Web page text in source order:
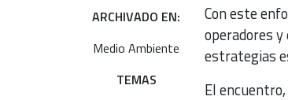
ARCHIVADO EN:
Medio Ambiente
TEMAS
Con este
operadores
estrategias
El